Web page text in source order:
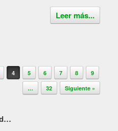
Leer más...
4 5 6 7 8
9
…
32 Siguiente »